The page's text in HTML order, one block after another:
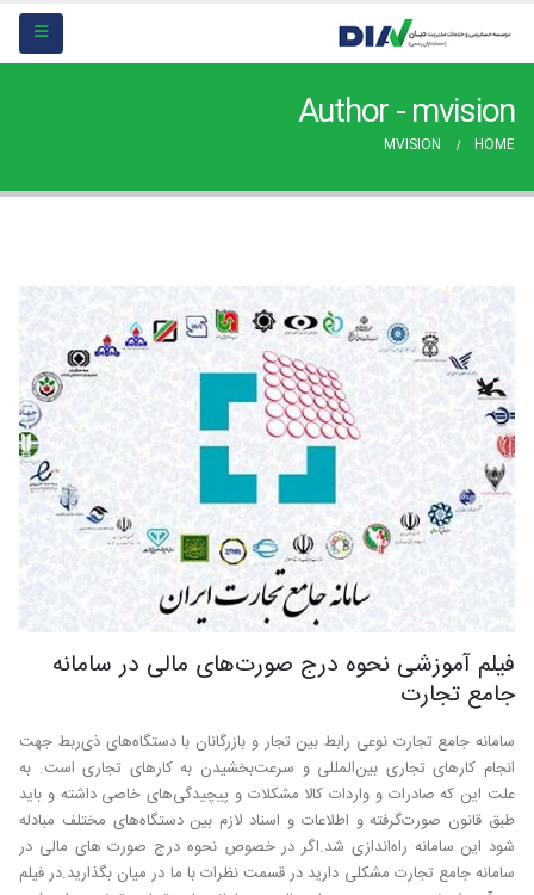
Author - mvision
HOME
MVISION
فیلم آموزشی نحوه درج صورت‌های مالی در سامانه
جامع تجارت
سامانه جامع تجارت نوعی رابط بین تجار و بازرگانان با دستگاه‌های ذی‌ربط جهت
انجام کارهای تجاری بین‌المللی و سرعت‌بخشیدن به کارهای تجاری است. به
علت این که صادرات و واردات کالا مشکلات و پیچیدگی‌های خاصی داشته و باید
طبق قانون صورت‌گرفته و اطلاعات و اسناد لازم بین دستگاه‌های مختلف مبادله
شود این سامانه راه‌اندازی شد.اگر در خصوص نحوه درج صورت های مالی در
سامانه جامع تجارت مشکلی دارید در قسمت نظرات با ما در میان بگذارید.در فیلم